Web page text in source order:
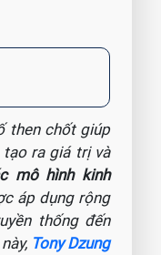
then chốt giúp
tạo ra giá trị và
mô hình kinh
áp dụng rộng
thống đến
Tony Dzung